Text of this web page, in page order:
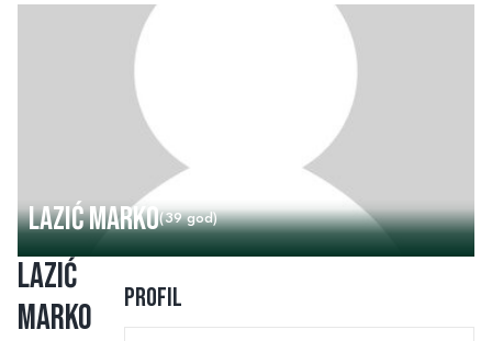
Lazić Marko(39 god)
Lazić
Marko
Profil